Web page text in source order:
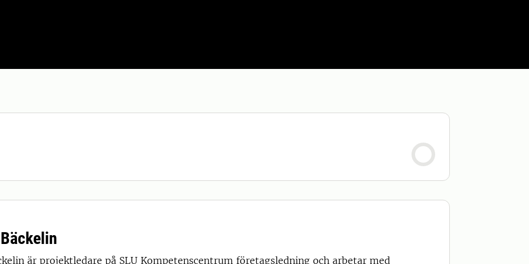
är projektledare på SLU Kompetenscentrum företagsledning och arbetar med